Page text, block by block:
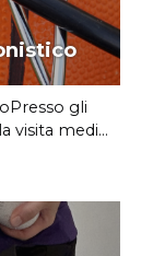
gli
visita medi...